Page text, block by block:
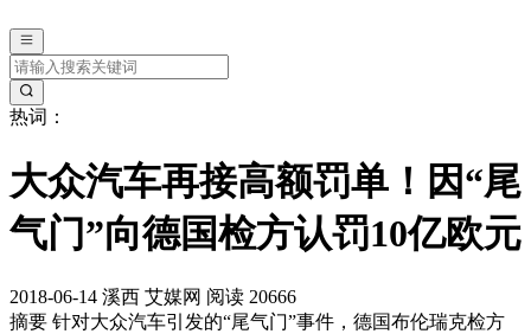
热词：
大众汽车再接高额罚单！因“尾
气门”向德国检方认罚10亿欧元
2018-06-14 溪西 艾媒网 阅读 20666
摘要 针对大众汽车引发的“尾气门”事件，德国布伦瑞克检方